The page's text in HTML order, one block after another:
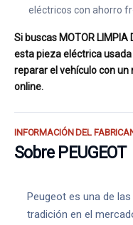
eléctricos con ahorro
Si buscas MOTOR LIMPIA
esta pieza eléctrica
reparar el vehículo con
online.
INFORMACIÓN DEL
Sobre PEUGEOT
Peugeot es una de
tradición en el